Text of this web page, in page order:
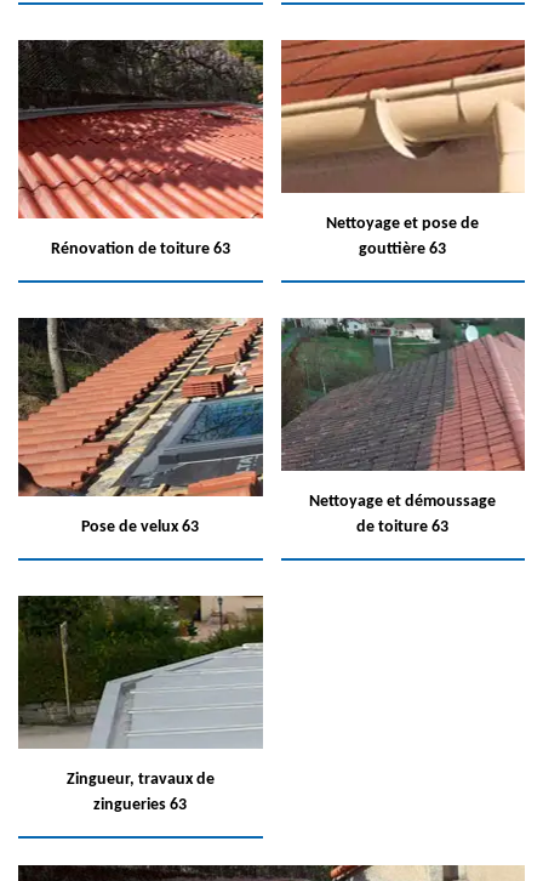
Rénovation de toiture 63
Nettoyage et pose de
gouttière 63
Pose de velux 63
Nettoyage et démoussage
de toiture 63
Zingueur, travaux de
zingueries 63